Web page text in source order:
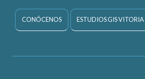
CONÓCENOS ESTUDIOS GIS VITORIA